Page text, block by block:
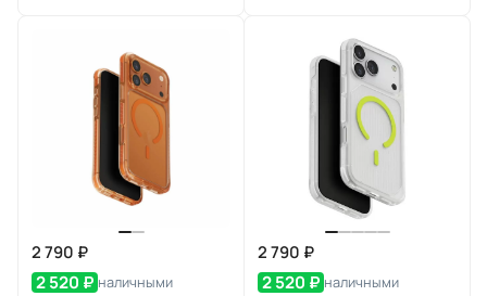
2 790 ₽
2 520 ₽ наличными
2 790 ₽
2 520 ₽ наличными